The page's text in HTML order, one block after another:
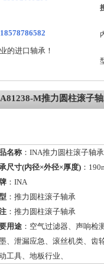
18578786582
的进口轴承！
M推力圆柱滚子
名称 ：INA推力圆柱滚子轴
尺寸(内径×外径×厚度) ：
： INA
： 推力圆柱滚子轴承
：推力圆柱滚子轴承
用途 ：空气过滤器、声响检
、泄漏应急、滚丝机类、齿
工具、地板行业、